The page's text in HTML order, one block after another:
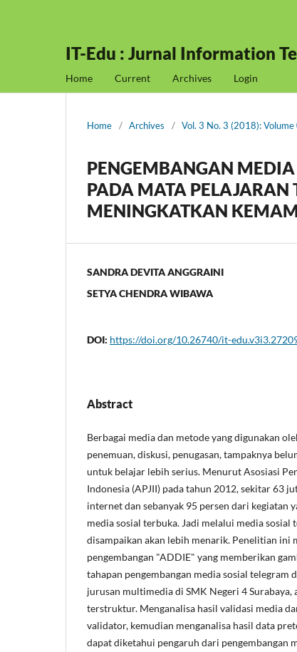
IT-Edu : Jurnal Information
Home Current Archives Login
Home / Archives / Vol. 3 No. 3 (2018):
PENGEMBANGAN
PADA MATA
MENINGKATKAN
SANDRA DEVITA ANGGRAINI
SETYA CHENDRA WIBAWA
DOI: https://doi.org/10.26740/it-
Abstract
Berbagai media dan metode yang digunakan
penemuan, diskusi, penugasan, tampaknya
untuk belajar lebih serius. Menurut Asosiasi
Indonesia (APJII) pada tahun 2012, sekitar 63
internet dan sebanyak 95 persen dari kegiatan
media sosial terbuka. Jadi melalui media sosial
disampaikan akan lebih menarik. Penelitian ini
pengembangan "ADDIE" yang memberikan
tahapan pengembangan media sosial telegram
jurusan multimedia di SMK Negeri 4 Surabaya,
terstruktur. Menganalisa hasil validasi media
validator, kemudian menganalisa hasil data
dapat diketahui pengaruh dari pengembangan